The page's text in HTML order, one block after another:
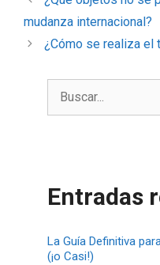
mudanza internacional?
¿Cómo se realiza el
Entradas
La Guía Definitiva
(¡o Casi!)